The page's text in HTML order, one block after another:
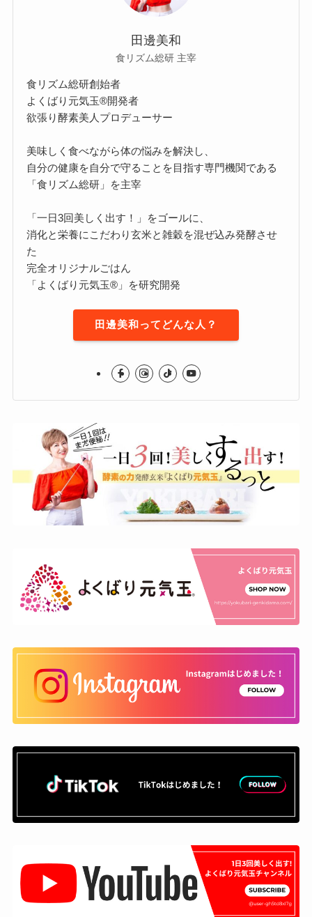
田邊美和
食リズム総研 主宰
食リズム総研創始者
よくばり元気玉®開発者
欲張り酵素美人プロデューサー
美味しく食べながら体の悩みを解決し、
自分の健康を自分で守ることを目指す専門機関である
「食リズム総研」を主宰
「一日3回美しく出す！」をゴールに、
消化と栄養にこだわり玄米と雑穀を混ぜ込み発酵させ
た
完全オリジナルごはん
「よくばり元気玉®」を研究開発
田邊美和ってどんな人？